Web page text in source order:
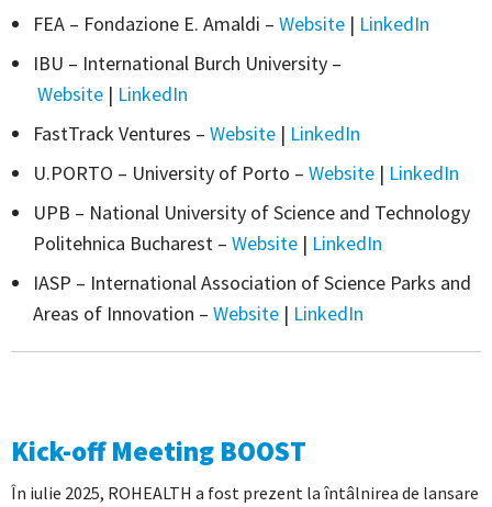
FEA – Fondazione E. Amaldi – Website | LinkedIn
IBU – International Burch University –
Website | LinkedIn
FastTrack Ventures – Website | LinkedIn
U.PORTO – University of Porto – Website | LinkedIn
UPB – National University of Science and Technology
Politehnica Bucharest – Website | LinkedIn
IASP – International Association of Science Parks and
Areas of Innovation – Website | LinkedIn
Kick-off Meeting BOOST
În iulie 2025, ROHEALTH a fost prezent la întâlnirea de lansare